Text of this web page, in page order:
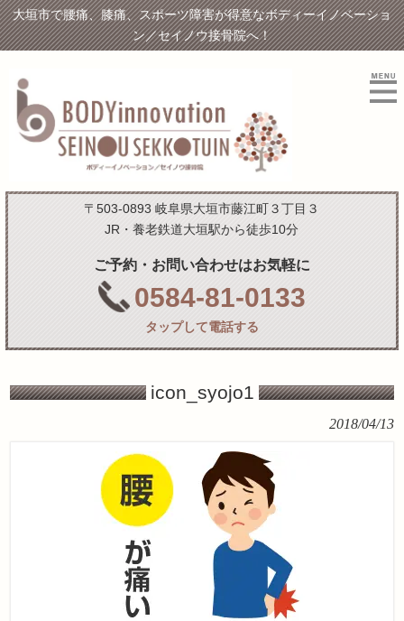
大垣市で腰痛、膝痛、スポーツ障害が得意なボディーイノベーショ
ン／セイノウ接骨院へ！
〒503-0893 岐阜県大垣市藤江町３丁目３
JR・養老鉄道大垣駅から徒歩10分
ご予約・お問い合わせはお気軽に
0584-81-0133
タップして電話する
icon_syojo1
2018/04/13